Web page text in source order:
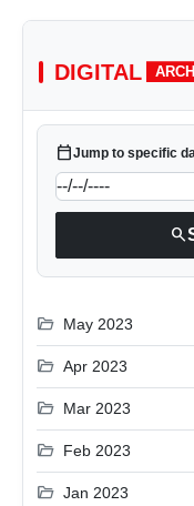
DIGITAL
calendar_todayJump to specific
search
folder_open May 2023
folder_open Apr 2023
folder_open Mar 2023
folder_open Feb 2023
folder_open Jan 2023